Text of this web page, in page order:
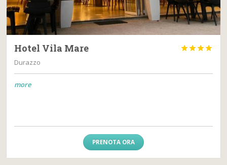
Hotel Vila Mare 
Durazzo
more
PRENOTA ORA